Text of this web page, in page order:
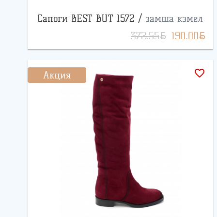
Сапоги BEST BUT 1572 / замша кэмел
372.55BYN 190.00BYN
Акция favorite_border